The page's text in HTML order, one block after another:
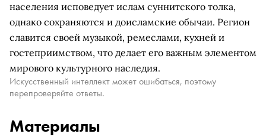
населения исповедует ислам суннитского толка,
однако сохраняются и доисламские обычаи. Регион
славится своей музыкой, ремеслами, кухней и
гостеприимством, что делает его важным элементом
мирового культурного наследия.
Искусственный интеллект может ошибаться, поэтому
перепроверяйте ответы.
Материалы